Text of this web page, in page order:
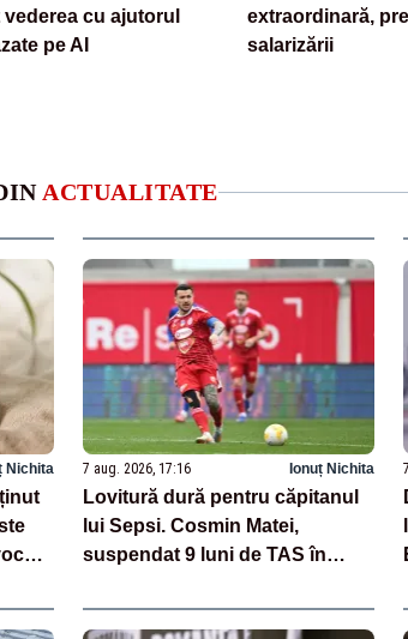
cu ajutorul
pe AI
extraordinară,
salarizării
ACTUALITATE
Nichita 7 aug. 2026, 17:16 Ionuț Nichita
Lovitură dură pentru căpitanul
lui Sepsi. Cosmin Matei,
suspendat 9 luni de TAS în